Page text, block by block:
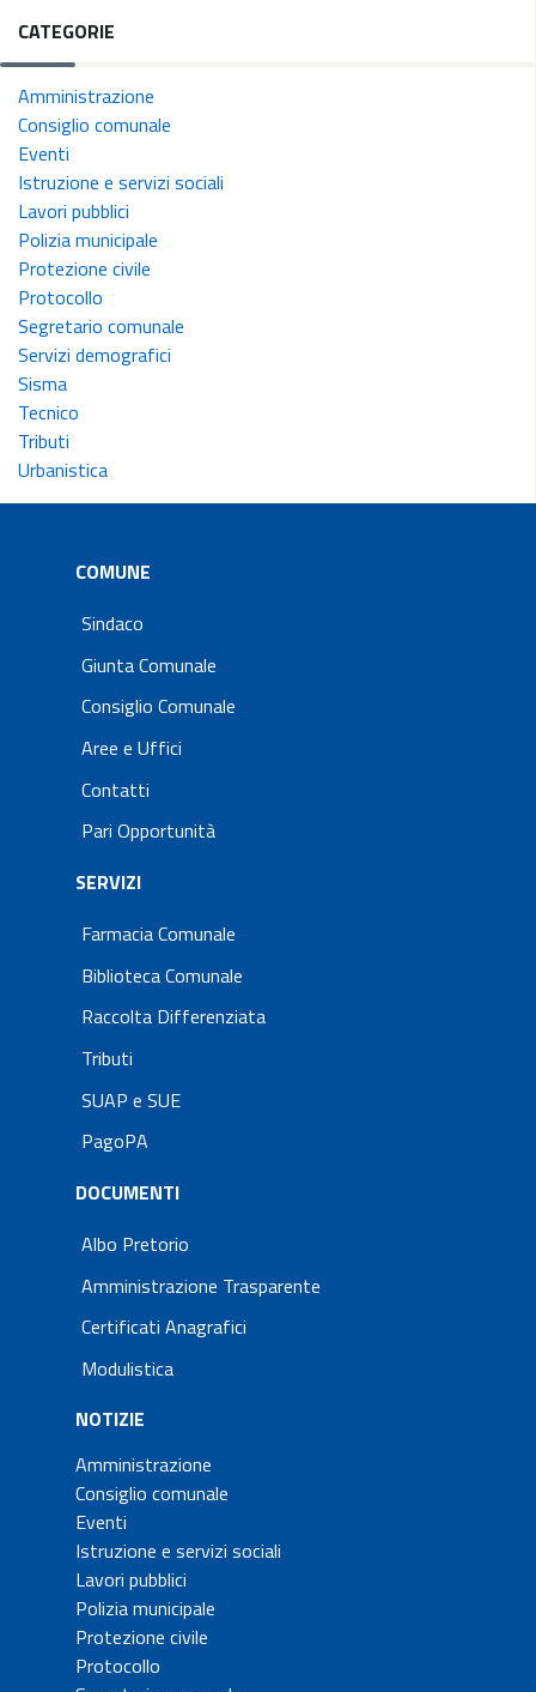
CATEGORIE
Amministrazione
Consiglio comunale
Eventi
Istruzione e servizi sociali
Lavori pubblici
Polizia municipale
Protezione civile
Protocollo
Segretario comunale
Servizi demografici
Sisma
Tecnico
Tributi
Urbanistica
COMUNE
Sindaco
Giunta Comunale
Consiglio Comunale
Aree e Uffici
Contatti
Pari Opportunità
SERVIZI
Farmacia Comunale
Biblioteca Comunale
Raccolta Differenziata
Tributi
SUAP e SUE
PagoPA
DOCUMENTI
Albo Pretorio
Amministrazione Trasparente
Certificati Anagrafici
Modulistica
NOTIZIE
Amministrazione
Consiglio comunale
Eventi
Istruzione e servizi sociali
Lavori pubblici
Polizia municipale
Protezione civile
Protocollo